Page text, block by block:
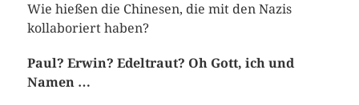
Wie hießen die Chinesen, die mit den Nazis
kollaboriert haben?
Paul? Erwin? Edeltraut? Oh Gott, ich und
Namen …